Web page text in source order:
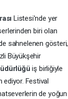
Listesi'nde yer
biri olan
sahnelenen gösteri,
Büyükşehir
iş birliğiyle
Festival
de yoğun